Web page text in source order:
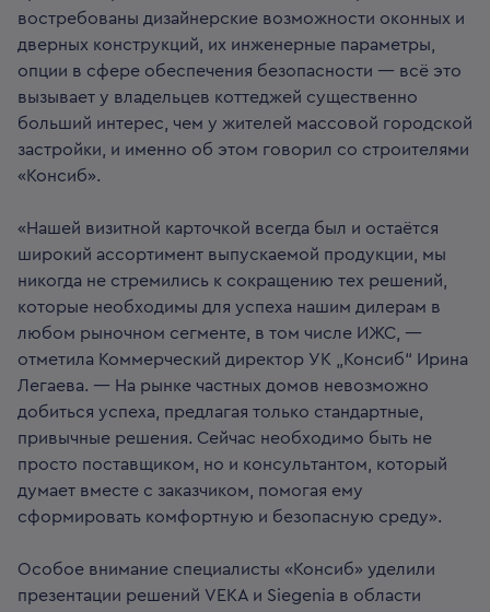
востребованы дизайнерские возможности оконных и
дверных конструкций, их инженерные параметры,
опции в сфере обеспечения безопасности — всё это
вызывает у владельцев коттеджей существенно
больший интерес, чем у жителей массовой городской
застройки, и именно об этом говорил со строителями
«Консиб».
«Нашей визитной карточкой всегда был и остаётся
широкий ассортимент выпускаемой продукции, мы
никогда не стремились к сокращению тех решений,
которые необходимы для успеха нашим дилерам в
любом рыночном сегменте, в том числе ИЖС, —
отметила Коммерческий директор УК „Консиб“ Ирина
Легаева. — На рынке частных домов невозможно
добиться успеха, предлагая только стандартные,
привычные решения. Сейчас необходимо быть не
просто поставщиком, но и консультантом, который
думает вместе с заказчиком, помогая ему
сформировать комфортную и безопасную среду».
Особое внимание специалисты «Консиб» уделили
презентации решений VEKA и Siegenia в области